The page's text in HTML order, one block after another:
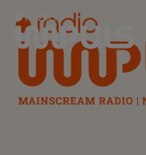
Radio Impuls